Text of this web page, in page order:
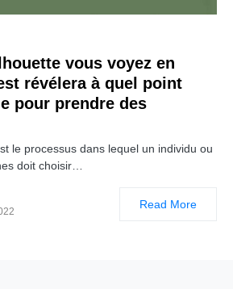
vous voyez en
révélera à quel point
pour prendre des
le processus dans lequel un individu ou
doit choisir…
Read More